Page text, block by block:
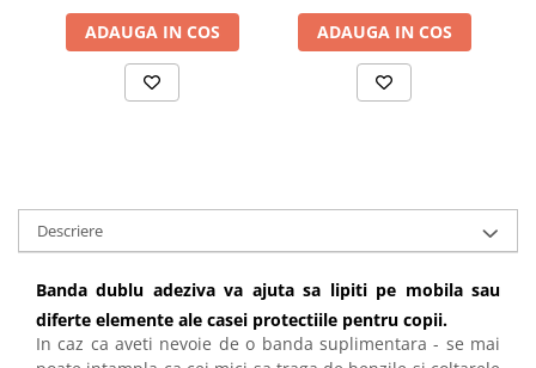
ADAUGA IN COS ADAUGA IN COS
Descriere
Banda dublu adeziva va ajuta sa lipiti pe mobila sau
diferte elemente ale casei protectiile pentru copii.
In caz ca aveti nevoie de o banda suplimentara - se mai